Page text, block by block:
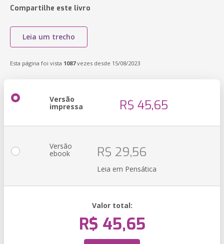
Compartilhe este livro
Leia um trecho
Esta página foi vista 1087vezes desde 15/08/2023
Versão
impressa R$ 45,65
Versão
ebook R$ 29,56
Leia em Pensática
Valor total:
R$ 45,65